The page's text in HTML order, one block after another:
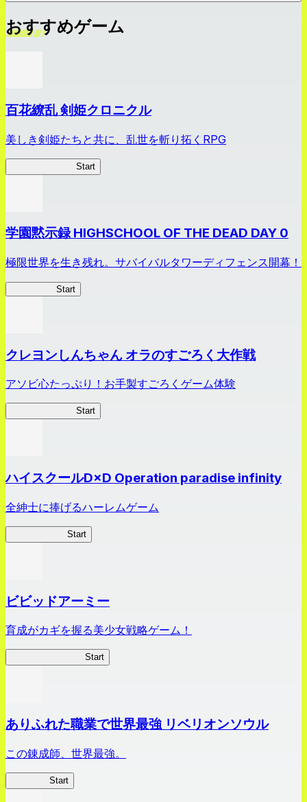
おすすめゲーム
百花繚乱 剣姫クロニクル
美しき剣姫たちと共に、乱世を斬り拓くRPG
Start
学園黙示録 HIGHSCHOOL OF THE DEAD DAY 0
極限世界を生き残れ。サバイバルタワーディフェンス開幕！
Start
クレヨンしんちゃん オラのすごろく大作戦
アソビ心たっぷり！お手製すごろくゲーム体験
Start
ハイスクールD×D Operation paradise infinity
全紳士に捧げるハーレムゲーム
Start
ビビッドアーミー
育成がカギを握る美少女戦略ゲーム！
Start
ありふれた職業で世界最強 リベリオンソウル
この錬成師、世界最強。
Start